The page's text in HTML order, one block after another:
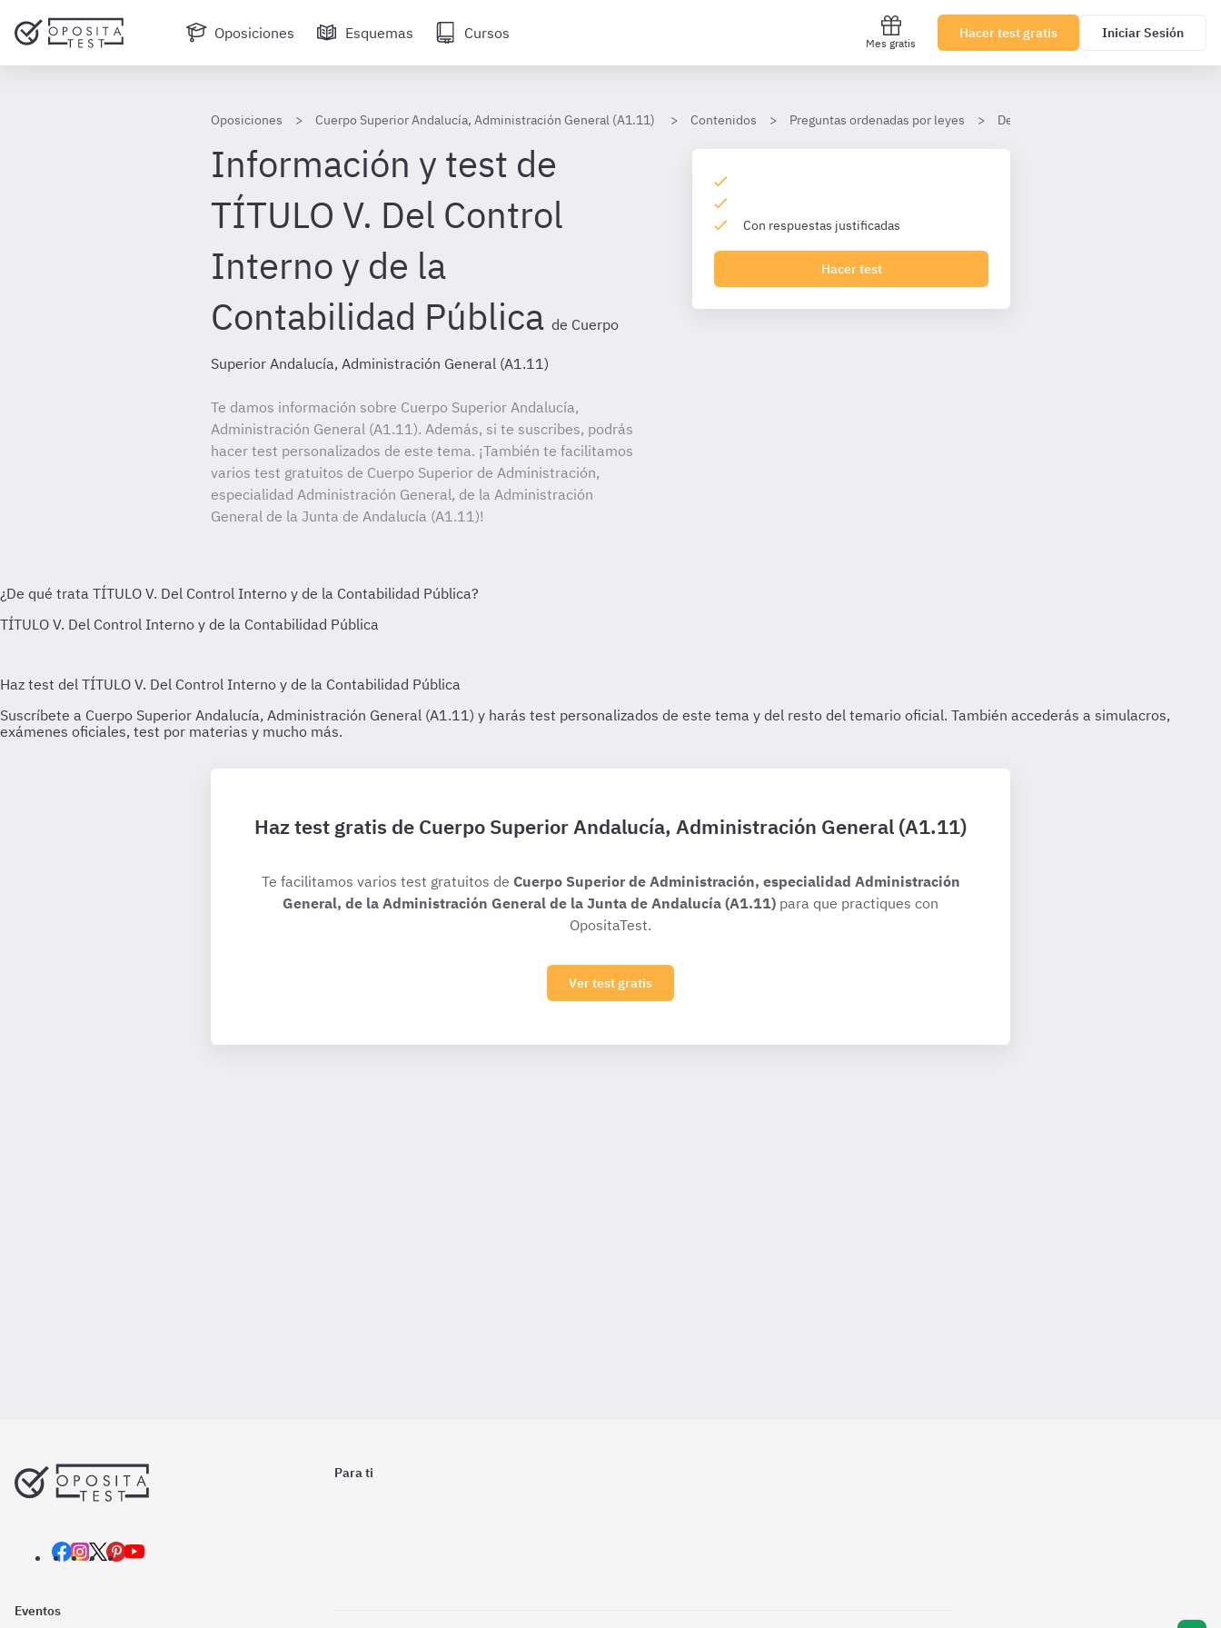
Oposiciones Esquemas Cursos
Mes gratis
Hacer test gratis Iniciar Sesión
Oposiciones Cuerpo Superior Andalucía, Administración General (A1.11) Contenidos Preguntas ordenadas por leyes Decreto Legislativo 1/2010, de 2 de
Información y test de
TÍTULO V. Del Control
Interno y de la
Contabilidad Pública de Cuerpo
Superior Andalucía, Administración General (A1.11)
Te damos información sobre Cuerpo Superior Andalucía,
Administración General (A1.11). Además, si te suscribes, podrás
hacer test personalizados de este tema. ¡También te facilitamos
varios test gratuitos de Cuerpo Superior de Administración,
especialidad Administración General, de la Administración
General de la Junta de Andalucía (A1.11)!
Con respuestas justificadas
Hacer test
Haz test gratis de Cuerpo Superior Andalucía, Administración General (A1.11)
Te facilitamos varios test gratuitos de Cuerpo Superior de Administración, especialidad Administración
General, de la Administración General de la Junta de Andalucía (A1.11) para que practiques con
OpositaTest.
Ver test gratis
Para ti
Eventos